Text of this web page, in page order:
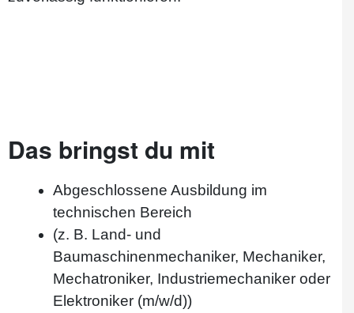
Das bringst du mit
Abgeschlossene Ausbildung im
technischen Bereich
(z. B. Land- und
Baumaschinenmechaniker, Mechaniker,
Mechatroniker, Industriemechaniker oder
Elektroniker (m/w/d))